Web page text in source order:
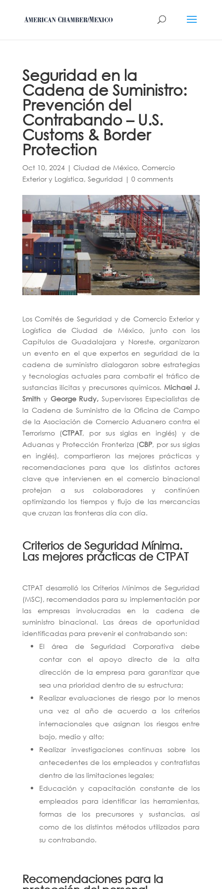
Seguridad en la
Cadena de Suministro:
Prevención del
Contrabando – U.S.
Customs & Border
Protection
Oct 10, 2024| Ciudad de México, Comercio
Exterior y Logística, Seguridad | 0 comments
Los Comités de Seguridad y de Comercio Exterior y
Logística de Ciudad de México, junto con los
Capítulos de Guadalajara y Noreste, organizaron
un evento en el que expertos en seguridad de la
cadena de suministro dialogaron sobre estrategias
y tecnologías actuales para combatir el tráfico de
sustancias ilícitas y precursores químicos. Michael J.
Smith y George Rudy, Supervisores Especialistas de
la Cadena de Suministro de la Oficina de Campo
de la Asociación de Comercio Aduanero contra el
Terrorismo (CTPAT, por sus siglas en inglés) y de
Aduanas y Protección Fronteriza (CBP, por sus siglas
en inglés), compartieron las mejores prácticas y
recomendaciones para que los distintos actores
clave que intervienen en el comercio binacional
protejan a sus colaboradores y continúen
optimizando los tiempos y flujo de las mercancías
que cruzan las fronteras día con día.
Criterios de Seguridad Mínima.
Las mejores prácticas de CTPAT
CTPAT desarrolló los Criterios Mínimos de Seguridad
(MSC), recomendados para su implementación por
las empresas involucradas en la cadena de
suministro binacional. Las áreas de oportunidad
identificadas para prevenir el contrabando son:
El área de Seguridad Corporativa debe
contar con el apoyo directo de la alta
dirección de la empresa para garantizar que
sea una prioridad dentro de su estructura;
Realizar evaluaciones de riesgo por lo menos
una vez al año de acuerdo a los criterios
internacionales que asignan los riesgos entre
bajo, medio y alto;
Realizar investigaciones continuas sobre los
antecedentes de los empleados y contratistas
dentro de las limitaciones legales;
Educación y capacitación constante de los
empleados para identificar las herramientas,
formas de los precursores y sustancias, así
como de los distintos métodos utilizados para
su contrabando.
Recomendaciones para la